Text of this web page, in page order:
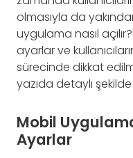
olmasıyla da
uygulama nasıl
ayarlar ve
sürecinde dikkat
yazıda detaylı
Mobil
Ayarlar